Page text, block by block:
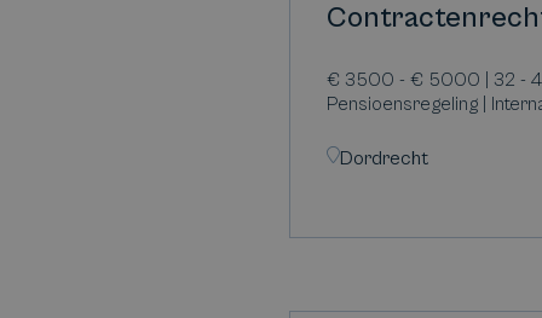
€ 3500 - € 5000 | 32 -
Pensioensregeling |
Dordrecht